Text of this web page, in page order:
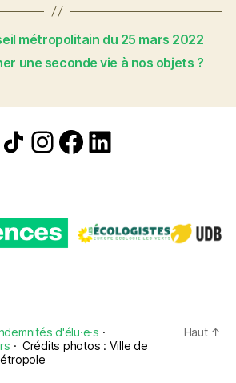
métropolitain du 25 mars 2022
une seconde vie à nos objets ?
Icône de partage
Instagram
Facebook
LinkedIn
d'élu·e·s ·
· Crédits photos : Ville de
Haut ↑